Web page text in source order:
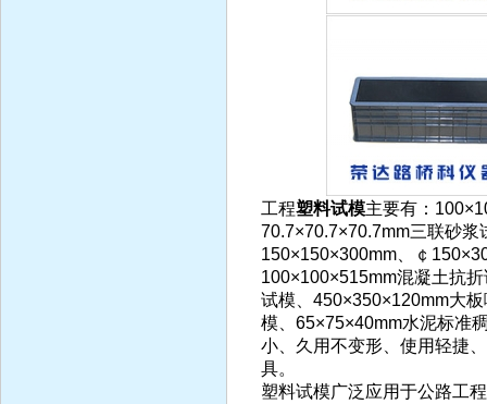
工程塑料试模主要有：
70.7×70.7×70.7mm三联砂
150×150×300mm、￠
100×100×515mm混凝土抗
试模、450×350×120mm大
模、65×75×40mm水泥标准
小、久用不变形、使用轻捷
具。
塑料试模广泛应用于公路工